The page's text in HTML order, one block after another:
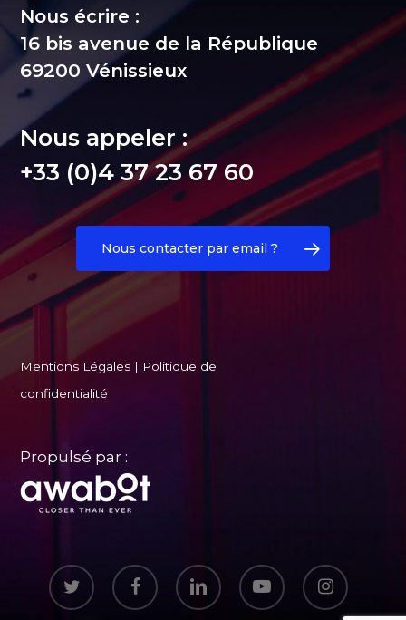
Nous écrire :
16 bis avenue de la République
69200 Vénissieux
Nous appeler :
+33 (0)4 37 23 67 60
Nous contacter par email ?
Mentions Légales | Politique de
confidentialité
Propulsé par :
twitter facebook linkedin youtube instagram